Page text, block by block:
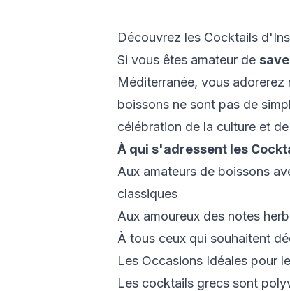
Découvrez les Cocktails
Si vous êtes amateur de
Méditerranée, vous
boissons ne sont pas de
célébration de la culture et
À qui s'adressent les
Aux amateurs de boissons
classiques
Aux amoureux des notes
À tous ceux qui souhaitent
Les Occasions Idéales pour
Les cocktails grecs sont